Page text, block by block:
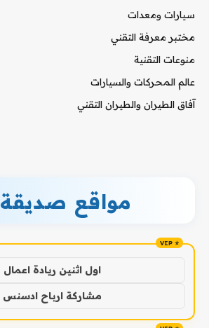
سيارات ومعدات
مختبر معرفة التقني
منوعات التقنية
عالم المحركات والسيارات
آفاق الطيران والطيران التقني
مواقع صديقة
اول اثنين ريادة اعمال
مشاركة ارباح ادسنس